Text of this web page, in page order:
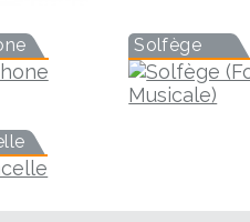
Solfège